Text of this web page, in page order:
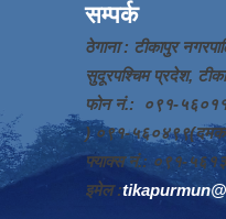
सम्पर्क
ठेगाना : टीकापुर
सुदूरपश्चिम प्रदेश,
फोन नं.: ०९१-
) ०९१-
फ्याक्स नं.: ०९१-
इमेल :